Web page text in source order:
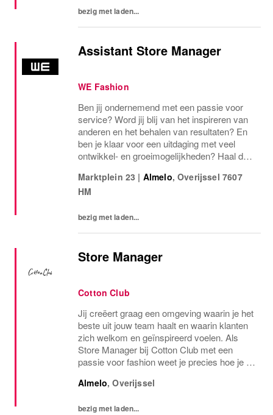
bezig met laden...
Assistant Store Manager
WE Fashion
Ben jij ondernemend met een passie voor
service? Word jij blij van het inspireren van
anderen en het behalen van resultaten? En
ben je klaar voor een uitdaging met veel
ontwikkel- en groeimogelijkheden? Haal dan
bij WE Fashion en take the lead in...
Marktplein 23 | Almelo,Overijssel 7607
HM
bezig met laden...
Store Manager
Cotton Club
Jij creëert graag een omgeving waarin je het
beste uit jouw team haalt en waarin klanten
zich welkom en geïnspireerd voelen. Als
Store Manager bij Cotton Club met een
passie voor fashion weet je precies hoe je de
Herken jij jezelf hierin? Dan maken we
Almelo,Overijssel
bezig met laden...